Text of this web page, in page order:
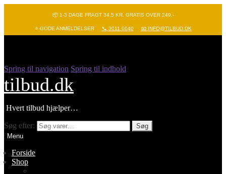
📦 1-3 DAGE FRAGT 34,5 KR. GRATIS OVER 249,-
⭐-GODE ANMELDELSER 📞 3011 0040 📧 INFO@TILBUD.DK
Spring til navigation Spring til indhold
tilbud.dk
Hvert tilbud hjælper…
Søg efter:
Søg
Menu
Forside
Shop